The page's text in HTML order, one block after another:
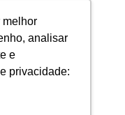
melhor
analisar
e
privacidade: